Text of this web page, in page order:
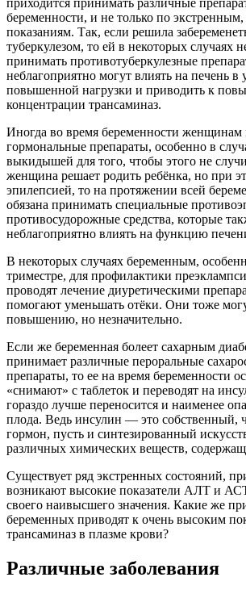
приходится принимать различные
беременности, и не только по
показаниям. Так, если решила
туберкулезом, то ей в некоторых случаях
принимать противотуберкулезные
неблагоприятно могут влиять на печень в
повышенной нагрузки и приводить к
концентрации трансаминаз.
Иногда во время беременности женщинам
гормональные препараты, особенно в
выкидышей для того, чтобы этого не
женщина решает родить ребёнка, но при
эпилепсией, то на протяжении всей
обязана принимать специальные
противосудорожные средства, которые
неблагоприятно влиять на функцию
В некоторых случаях беременным,
триместре, для профилактики
проводят лечение диуретическими
помогают уменьшать отёки. Они тоже
повышению, но незначительно.
Если же беременная болеет сахарным
принимает различные пероральные
препараты, то ее на время беременности
«снимают» с таблеток и переводят на
гораздо лучше переносится и наименее
плода. Ведь инсулин — это собственный,
гормон, пусть и синтезированный
различных химических веществ,
Существует ряд экстренных состояний,
возникают высокие показатели АЛТ и
своего наивысшего значения. Какие же
беременных приводят к очень высоким
трансаминаз в плазме крови?
Различные заболевания